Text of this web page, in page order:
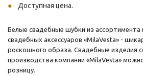
Доступная цена.
Белые свадебные шубки из ассортимента
свадебных аксессуаров «MilaVesta» -
роскошного образа. Свадебные изделия
производства компании «MilaVesta»
розницу.